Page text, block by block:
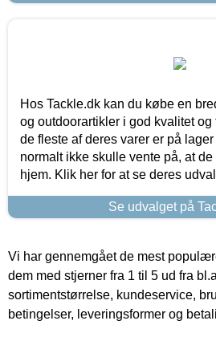
Hos Tackle.dk kan du købe en
og outdoorartikler i god kvalitet
de fleste af deres varer er på
normalt ikke skulle vente på, at
hjem. Klik her for at se deres
Se udvalget på
Vi har gennemgået de mest
dem med stjerner fra 1 til 5 ud fra
sortimentstørrelse, kundeservice,
betingelser, leveringsformer og